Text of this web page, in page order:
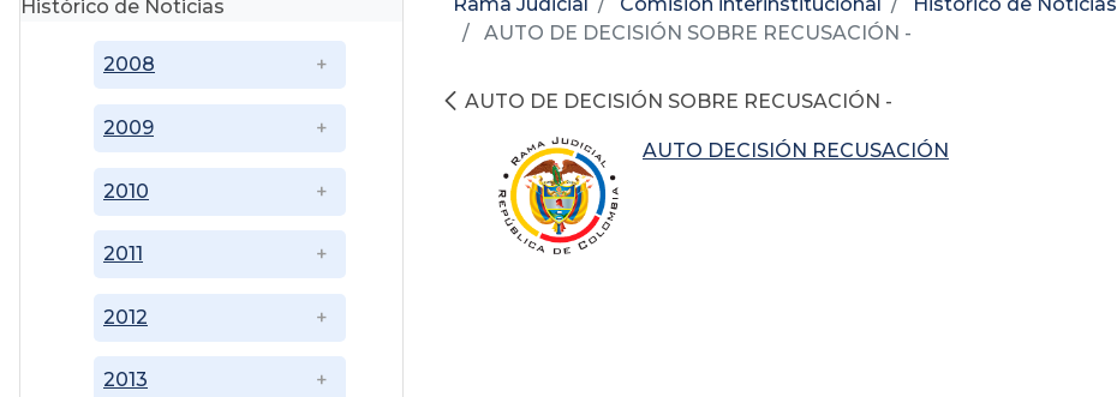
Histórico de Noticias
2008
2009
2010
2011
2012
2013
AUTO DE DECISIÓN SOBRE RECUSACIÓN -
AUTO DE DECISIÓN SOBRE RECUSACIÓN -
AUTO DECISIÓN RECUSACIÓN